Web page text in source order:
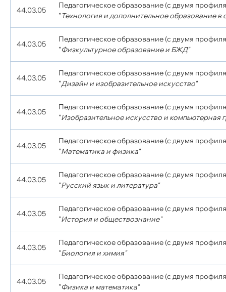
44.03.05
Педагогическое образование (с двумя
"Технология и дополнительное образование в
44.03.05
Педагогическое образование (с двумя
"Физкультурное образование и БЖД"
44.03.05
Педагогическое образование (с двумя
"Дизайн и изобразительное искусство"
44.03.05
Педагогическое образование (с двумя
"Изобразительное искусство и компьютерная
44.03.05
Педагогическое образование (с двумя
"Математика и физика"
44.03.05
Педагогическое образование (с двумя
"Русский язык и литература"
44.03.05
Педагогическое образование (с двумя
"История и обществознание"
44.03.05
Педагогическое образование (с двумя
"Биология и химия"
44.03.05
Педагогическое образование (с двумя
"Физика и математика"